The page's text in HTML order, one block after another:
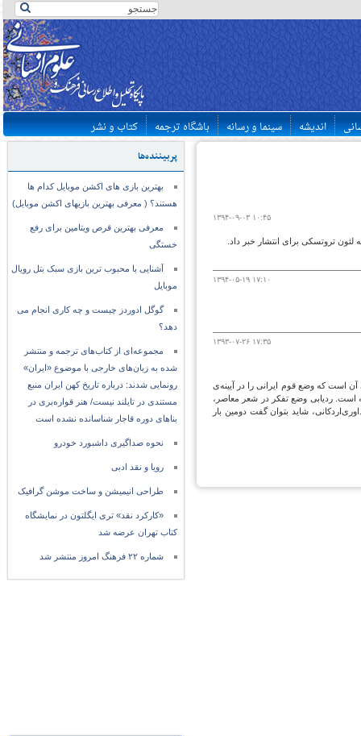
اندیشه سینما و رسانه باشگاه ترجمه کتاب و نشر
پربیننده‌ها
بهترین بازی های اکشن موبایل کدام ها
هستند؟ ( معرفی بهترین بازیهای اکشن موبایل)
معرفی بهترین قرص ویتامین برای رفع
خستگی
آشنایی با محبوب ترین بازی سبک بتل رویال
موبایل
گوگل ادوردز چیست و چه کاری انجام می
دهد؟
مجموعه‌ای از کتاب‌های ترجمه و منتشر
شده به زبان‌های خارجی با موضوع «ایران»
رونمایی شدند: درباره تاریخ کهن ایران منبع
مستندی در تایلند نیست/ هنر قواره‌بری در
بناهای دوره قاجار شناسانده نشده است
نحوه صداگیری داشبورد خودرو
رویا و نقد ادبی
طراحی انیمیشن و ساخت موشن گرافیک
«کارکرد نقد» تری ایگلتون در نمایشگاه
کتاب تهران عرضه شد
شماره ۲۲ فرهنگ امروز منتشر شد
۱۳۹۴-۰۹-۰۳ ۱۰:۴۵
لئون تروتسکی برای انتشار خبر داد.
۱۳۹۴-۰۵-۱۹ ۱۷:۱۰
۱۳۹۳-۰۷-۲۶ ۱۷:۳۵
است که وضع قوم ایرانی را در آیینه‌ی
است. ردیابی وضع تفکر در شعر معاصر،
شاید بتوان گفت دومین بار